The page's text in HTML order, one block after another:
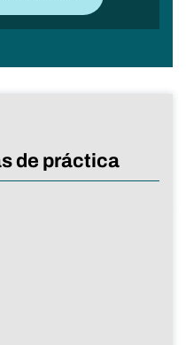
de práctica